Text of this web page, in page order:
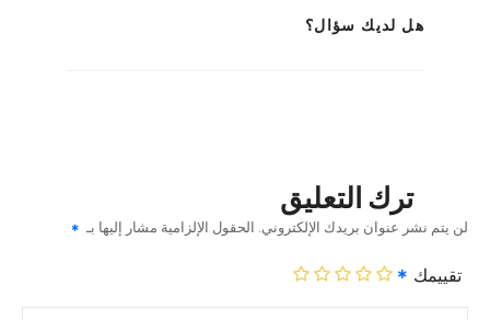
هل لديك سؤال؟
ترك التعليق
لن يتم نشر عنوان بريدك الإلكتروني. الحقول الإلزامية مشار إليها بـ
تقييمك